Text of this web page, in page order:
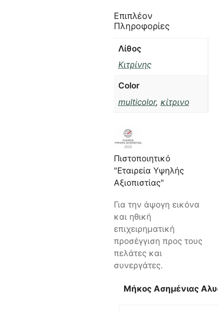
Επιπλέον
Πληροφορίες
Λίθος
Κιτρίνης
Color
multicolor, κίτρινο
Πιστοποιητικό
"Εταιρεία Υψηλής
Αξιοπιστίας"
Για την άψογη εικόνα
και ηθική
επιχειρηματική
προσέγγιση προς τους
πελάτες και
συνεργάτες.
Μήκος Ασημένιας